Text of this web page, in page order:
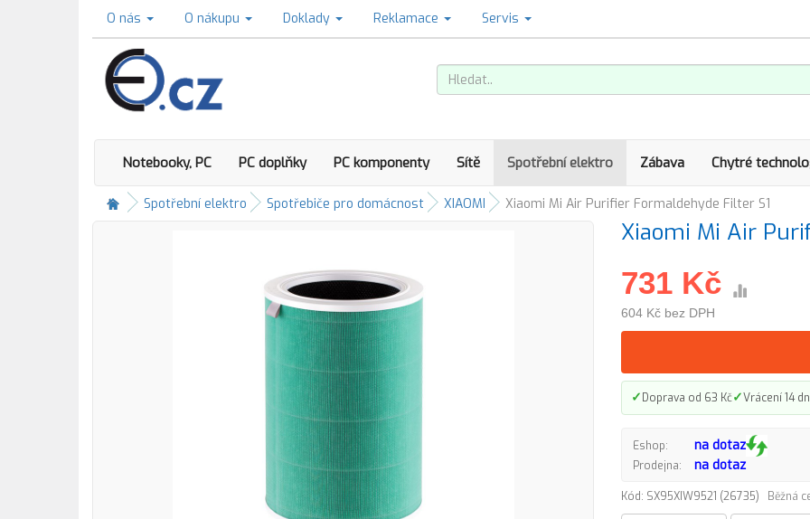
O nás O nákupu Doklady Reklamace Servis
Notebooky, PC PC doplňky PC komponenty Sítě Spotřební elektro Zábava Chytré
Spotřební elektro Spotřebiče pro domácnost XIAOMI Xiaomi Mi Air Purifier Formaldehyde Filter S1
Xiaomi Mi Air
731 Kč
604 Kč bez DPH
✓Doprava od 63 Kč✓Vrácení 14
Eshop: na dotaz
Prodejna: na dotaz
Kód: SX95XIW9521 (26735) Běžná